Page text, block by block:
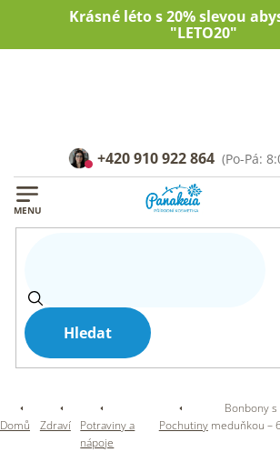
Krásné léto s 20% slevou
"LETO20"
Hledat
+420 910 922 864
Domů Zdraví
Potraviny a
nápoje
Pochutiny
Bonbony
meduňkou –